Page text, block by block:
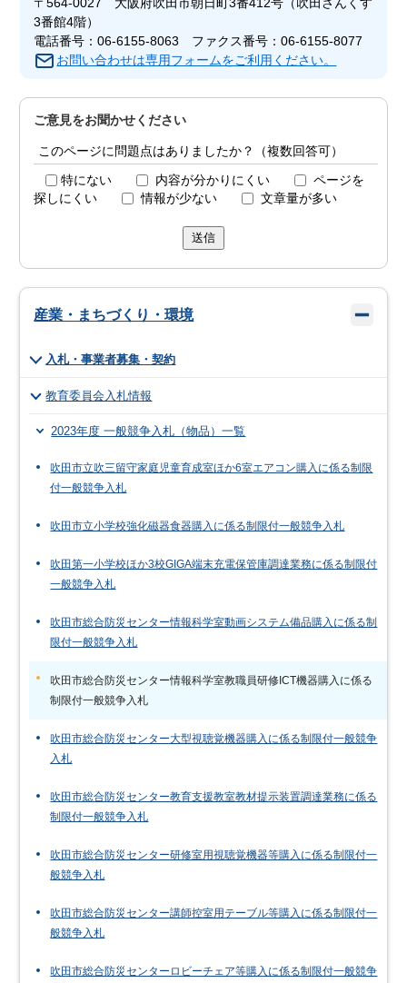
〒564-0027 大阪府吹田市朝日町3番412号（吹田さんくす
3番館4階）
電話番号：06-6155-8063 ファクス番号：06-6155-8077
お問い合わせは専用フォームをご利用ください。
ご意見をお聞かせください
このページに問題点はありましたか？（複数回答可）
特にない 内容が分かりにくい
ページを
探しにくい
情報が少ない 文章量が多い
送信
産業・まちづくり・環境
入札・事業者募集・契約
教育委員会入札情報
2023年度 一般競争入札（物品）一覧
吹田市立吹三留守家庭児童育成室ほか6室エアコン購入に係る制限
付一般競争入札
吹田市立小学校強化磁器食器購入に係る制限付一般競争入札
吹田第一小学校ほか3校GIGA端末充電保管庫調達業務に係る制限付
一般競争入札
吹田市総合防災センター情報科学室動画システム備品購入に係る制
限付一般競争入札
吹田市総合防災センター情報科学室教職員研修ICT機器購入に係る
制限付一般競争入札
吹田市総合防災センター大型視聴覚機器購入に係る制限付一般競争
入札
吹田市総合防災センター教育支援教室教材提示装置調達業務に係る
制限付一般競争入札
吹田市総合防災センター研修室用視聴覚機器等購入に係る制限付一
般競争入札
吹田市総合防災センター講師控室用テーブル等購入に係る制限付一
般競争入札
吹田市総合防災センターロビーチェア等購入に係る制限付一般競争